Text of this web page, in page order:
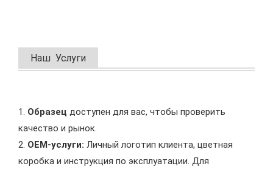
Наш Услуги
1. Образец доступен для вас, чтобы проверить
качество и рынок.
2. OEM-услуги: Личный логотип клиента, цветная
коробка и инструкция по эксплуатации. Для